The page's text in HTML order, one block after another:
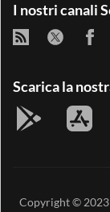
I nostri canali
Scarica la
Copyright © 2023